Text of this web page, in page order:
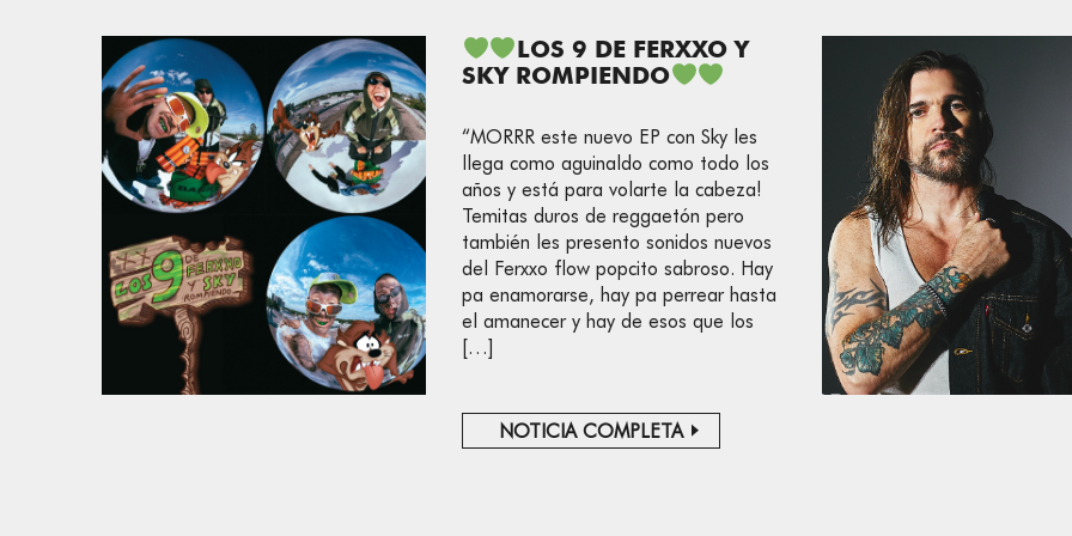
LOS 9 DE FERXXO Y
SKY ROMPIENDO
“MORRR este nuevo EP con Sky les
llega como aguinaldo como todo los
años y está para volarte la cabeza!
Temitas duros de reggaetón pero
también les presento sonidos nuevos
del Ferxxo flow popcito sabroso. Hay
pa enamorarse, hay pa perrear hasta
el amanecer y hay de esos que los
[…]
NOTICIA COMPLETA